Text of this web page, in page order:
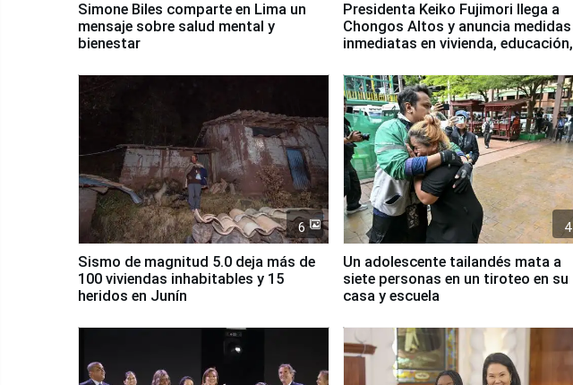
Simone Biles comparte en Lima un
mensaje sobre salud mental y
bienestar
Presidenta Keiko Fujimori llega a
Chongos Altos y anuncia medidas
inmediatas en vivienda, educación,
6
Sismo de magnitud 5.0 deja más de
100 viviendas inhabitables y 15
heridos en Junín
4
Un adolescente tailandés mata a
siete personas en un tiroteo en su
casa y escuela